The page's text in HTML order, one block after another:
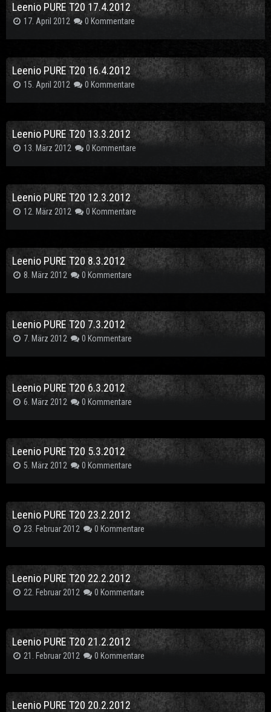
Leenio PURE T20 17.4.2012
17. April 2012 0 Kommentare
Leenio PURE T20 16.4.2012
15. April 2012 0 Kommentare
Leenio PURE T20 13.3.2012
13. März 2012 0 Kommentare
Leenio PURE T20 12.3.2012
12. März 2012 0 Kommentare
Leenio PURE T20 8.3.2012
8. März 2012 0 Kommentare
Leenio PURE T20 7.3.2012
7. März 2012 0 Kommentare
Leenio PURE T20 6.3.2012
6. März 2012 0 Kommentare
Leenio PURE T20 5.3.2012
5. März 2012 0 Kommentare
Leenio PURE T20 23.2.2012
23. Februar 2012 0 Kommentare
Leenio PURE T20 22.2.2012
22. Februar 2012 0 Kommentare
Leenio PURE T20 21.2.2012
21. Februar 2012 0 Kommentare
Leenio PURE T20 20.2.2012